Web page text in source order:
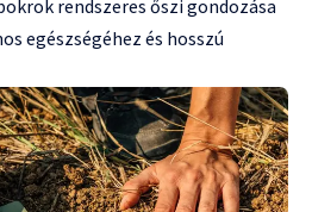
rendszeres őszi gondozása
egészségéhez és hosszú